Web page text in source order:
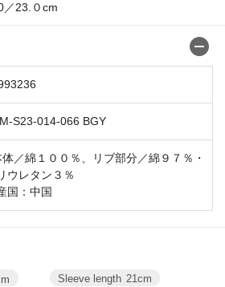
／23.０cm
S23-014-066 BGY
／綿１００％、リブ部分／綿９７％・
ウレタン３％
国：中国
Sleeve length 21cm